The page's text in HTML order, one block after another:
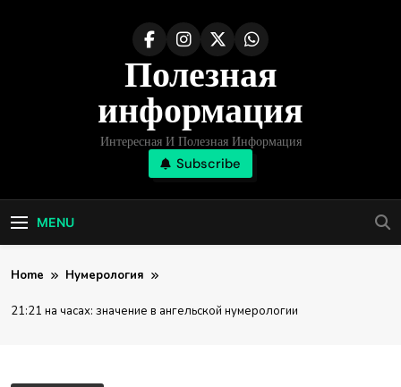
Полезная
информация
Интересная И Полезная Информация
Subscribe
MENU
Home Нумерология
21:21 на часах: значение в ангельской нумерологии